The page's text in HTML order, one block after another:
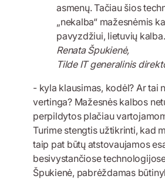
asmenų. Tačiau šios
„nekalba“ mažesnėmis
pavyzdžiui, lietuvių kalba.
Renata Špukienė,
Tilde IT generalinis
- kyla klausimas, kodėl? Ar tai
vertinga? Mažesnės kalbos
perpildytos plačiau
Turime stengtis užtikrinti, kad
taip pat būtų atstovaujamos
besivystančiose technologijose
Špukienė, pabrėždamas